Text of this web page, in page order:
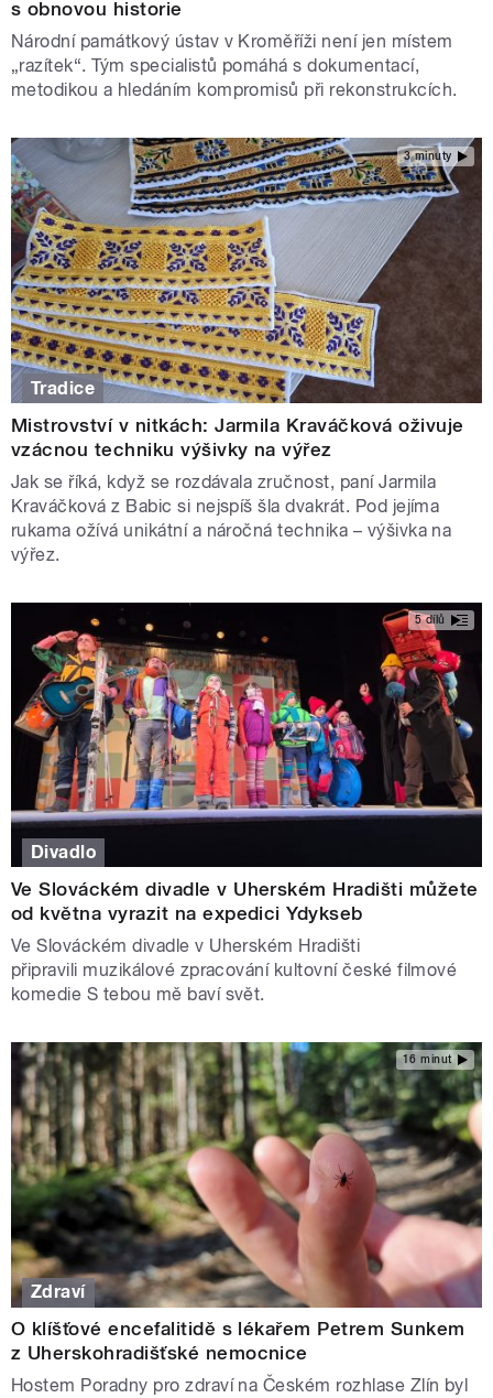
s obnovou historie
Národní památkový ústav v Kroměříži není jen místem
„razítek“. Tým specialistů pomáhá s dokumentací,
metodikou a hledáním kompromisů při rekonstrukcích.
3 minuty
Tradice
Mistrovství v nitkách: Jarmila Kraváčková oživuje
vzácnou techniku výšivky na výřez
Jak se říká, když se rozdávala zručnost, paní Jarmila
Kraváčková z Babic si nejspíš šla dvakrát. Pod jejíma
rukama ožívá unikátní a náročná technika – výšivka na
výřez.
5 dílů
Divadlo
Ve Slováckém divadle v Uherském Hradišti můžete
od května vyrazit na expedici Ydykseb
Ve Slováckém divadle v Uherském Hradišti
připravili muzikálové zpracování kultovní české filmové
komedie S tebou mě baví svět.
16 minut
Zdraví
O klíšťové encefalitidě s lékařem Petrem Sunkem
z Uherskohradišťské nemocnice
Hostem Poradny pro zdraví na Českém rozhlase Zlín byl